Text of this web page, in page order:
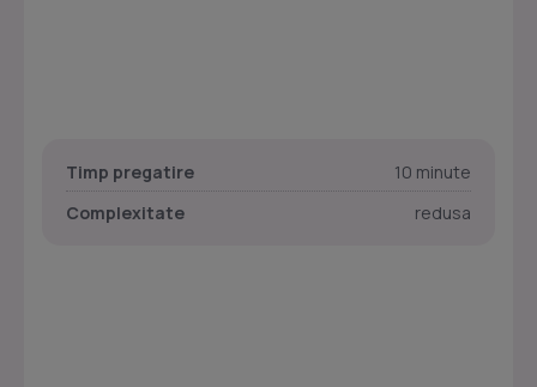
Timp pregatire
10 minute
Complexitate
redusa